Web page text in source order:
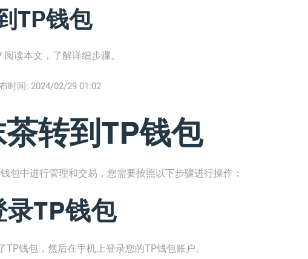
TP钱包
读本文，了解详细步骤。
时间: 2024/02/29 01:02
转到TP钱包
包中进行管理和交易，您需要按照以下步骤进行操作：
TP钱包
钱包，然后在手机上登录您的TP钱包账户。